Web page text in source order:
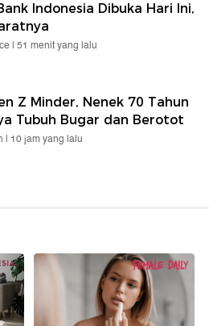
Indonesia Dibuka Hari Ini,
| 51 menit yang lalu
Z Minder, Nenek 70 Tahun
Tubuh Bugar dan Berotot
| 10 jam yang lalu